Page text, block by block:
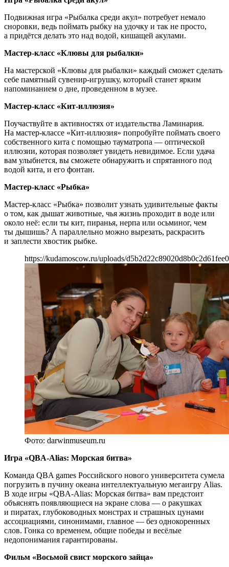
Подвижная игра «Рыбалка среди акул» потребует немало
сноровки, ведь поймать рыбку на удочку и так не просто,
а придётся делать это над водой, кишащей акулами.
Мастер-класс «Клювы для рыбалки»
На мастерской «Клювы для рыбалки» каждый сможет сделать
себе памятный сувенир-игрушку, который станет ярким
напоминанием о дне, проведенном в музее.
Мастер-класс «Кит-иллюзия»
Поучаствуйте в активностях от издательства Ламинария.
На мастер-классе «Кит-иллюзия» попробуйте поймать своего
собственного кита с помощью тауматропа — оптической
иллюзии, которая позволяет увидеть невидимое. Если удача
вам улыбнется, вы сможете обнаружить и спрятанного под
водой кита, и его фонтан.
Мастер-класс «Рыбка»
Мастер-класс «Рыбка» позволит узнать удивительные факты
о том, как дышат животные, чья жизнь проходит в воде или
около неё: если ты кит, пиранья, нерпа или осьминог, чем
ты дышишь? А параллельно можно вырезать, раскрасить
и заплести хвостик рыбке.
https://kudamoscow.ru/uploads/
Фото: darwinmuseum.ru
Игра «QBA-Alias: Морская битва»
Команда QBA games Российского нового университета сумела
погрузить в пучину океана интеллектуальную мегаигру Alias.
В ходе игры «QBA-Alias: Морская битва» вам предстоит
объяснять появляющиеся на экране слова — о ракушках
и пиратах, глубоководных монстрах и страшных цунами
ассоциациями, синонимами, главное — без однокоренных
слов. Гонка со временем, общие победы и весёлые
недопонимания гарантированы.
Фильм «Восьмой свист морского зайца»